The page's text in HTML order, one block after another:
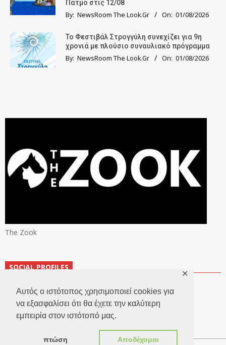
Αυτός ο ιστότοπος χρησιμοποιεί cookies για
να εξασφαλίσει ότι θα έχετε την καλύτερη
εμπειρία στον ιστότοπό μας.
πτώση Αποδέχομαι
✕
Πάτμο στις 12/08
By: NewsRoom The Look.Gr On: 01/08/2026
Το Φεστιβάλ Στρογγύλη συνεχίζει για 9η
χρονιά με πλούσιο συναυλιακό πρόγραμμα
By: NewsRoom The Look.Gr On: 01/08/2026
The Zook
SOCIAL PROFILES